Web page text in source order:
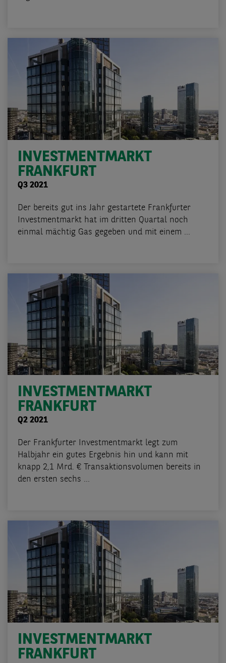
INVESTMENTMARKT
FRANKFURT
Q3 2021
Der bereits gut ins Jahr gestartete Frankfurter
Investmentmarkt hat im dritten Quartal noch
einmal mächtig Gas gegeben und mit einem ...
INVESTMENTMARKT
FRANKFURT
Q2 2021
Der Frankfurter Investmentmarkt legt zum
Halbjahr ein gutes Ergebnis hin und kann mit
knapp 2,1 Mrd. € Transaktionsvolumen bereits in
den ersten sechs ...
INVESTMENTMARKT
FRANKFURT